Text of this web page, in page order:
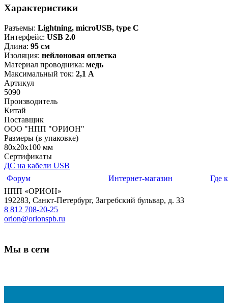
Характеристики
Разъемы: Lightning, microUSB, type C
Интерфейс: USB 2.0
Длина: 95 см
Изоляция: нейлоновая оплетка
Материал проводника: медь
Максимальный ток: 2,1 А
Артикул
5090
Производитель
Китай
Поставщик
ООО "НПП "ОРИОН"
Размеры (в упаковке)
80х20х100 мм
Сертификаты
ДС на кабели USB
Форум
Интернет-магазин
Где
НПП «ОРИОН»
192283, Санкт-Петербург, Загребский бульвар, д. 33
8 812 708-20-25
orion@orionspb.ru
Мы в сети